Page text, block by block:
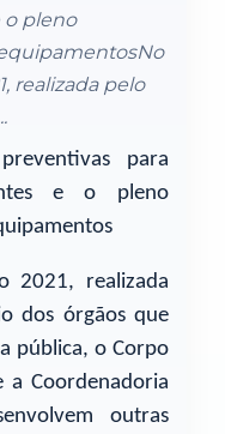
o pleno
realizada pelo
para
e o pleno
2021, realizada
dos órgãos que
pública, o Corpo
a Coordenadoria
outras